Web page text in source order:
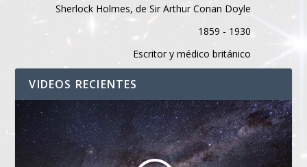
Sherlock Holmes, de Sir Arthur Conan Doyle
1859 - 1930
Escritor y médico británico
VIDEOS RECIENTES